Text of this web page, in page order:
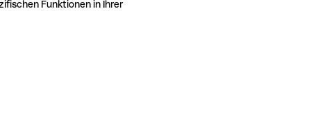
Funktionen in Ihrer